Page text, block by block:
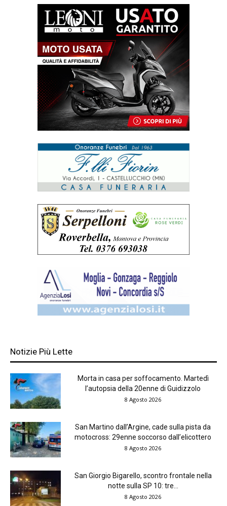
Notizie Più Lette
Morta in casa per soffocamento. Martedì
l’autopsia della 20enne di Guidizzolo
8 Agosto 2026
San Martino dall’Argine, cade sulla pista da
motocross: 29enne soccorso dall’elicottero
8 Agosto 2026
San Giorgio Bigarello, scontro frontale nella
notte sulla SP 10: tre...
8 Agosto 2026